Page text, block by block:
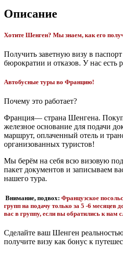
Описание
Хотите Шенген? Мы знаем, как его
Получить заветную визу в
бюрократии и отказов. У нас есть
Автобусные туры во Францию!
Почему это работает?
Франция— страна Шенгена.
железное основание для подачи
маршрут, оплаченный отель и
организованных туристов!
Мы берём на себя всю визовую
пакет документов и записываем
нашего тура.
Внимание, подвох: Французское
групп на подачу только за 5 -6 месяцев
вас в группу, если вы обратились к нам
Сделайте ваш Шенген
получите визу как бонус к